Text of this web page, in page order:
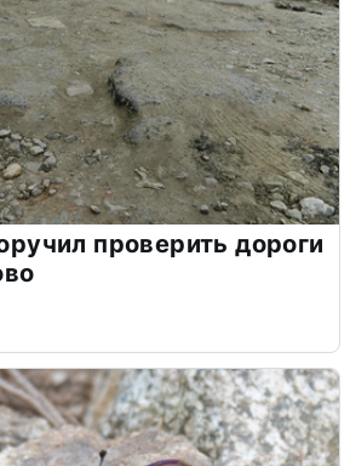
проверить дороги